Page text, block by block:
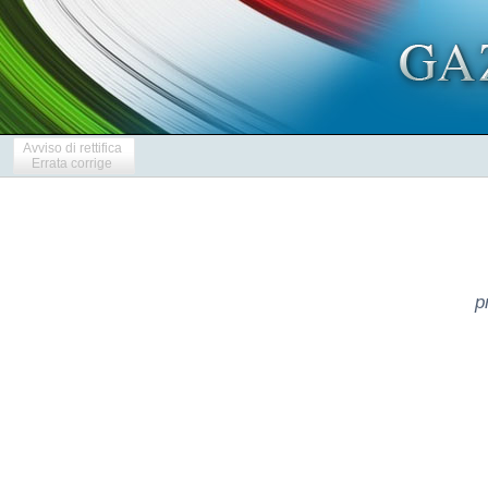
Avviso di rettifica
Errata corrige